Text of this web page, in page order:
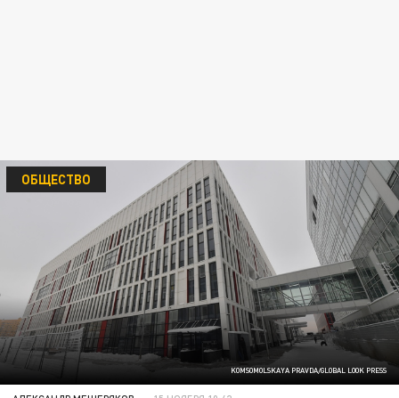
KOMSOMOLSKAYA PRAVDA/GLOBAL LOOK PRESS
ОБЩЕСТВО